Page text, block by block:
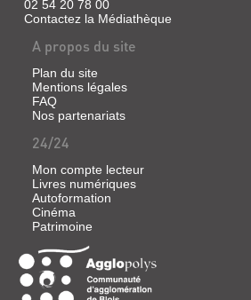
02 54 20 78 00
Contactez la Médiathèque
A propos du site
Plan du site
Mentions légales
FAQ
Nos partenariats
24/24
Mon compte lecteur
Livres numériques
Autoformation
Cinéma
Patrimoine